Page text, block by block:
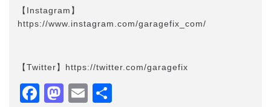
【Instagram】
https://www.instagram.com/garagefix_com/
【Twitter】https://twitter.com/garagefix
Facebook
Mastodon
Email